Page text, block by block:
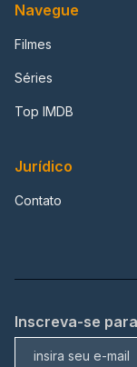
Navegue
Filmes
Séries
Top IMDB
Jurídico
Contato
Inscreva-se